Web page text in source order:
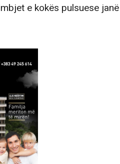
e kokës pulsuese